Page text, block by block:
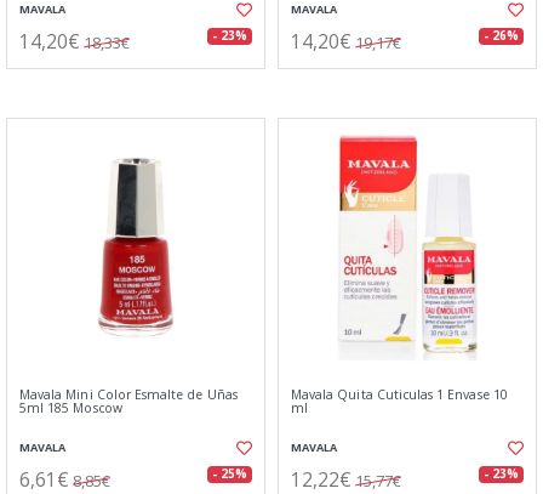
MAVALA
14,20€ 18,33€ - 23%
MAVALA
14,20€ 19,17€ - 26%
Mavala Mini Color Esmalte de Uñas
5ml 185 Moscow
MAVALA
6,61€ 8,85€ - 25%
Mavala Quita Cuticulas 1 Envase 10
ml
MAVALA
12,22€ 15,77€ - 23%